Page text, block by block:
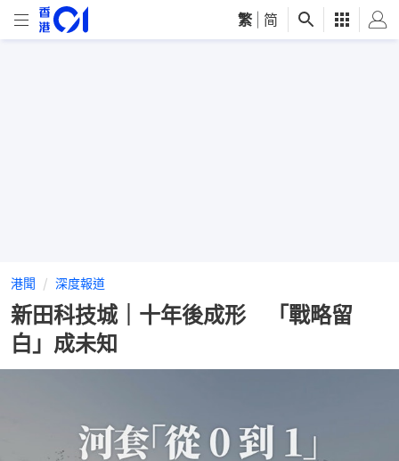
繁 简
港聞 深度報道
新田科技城｜十年後成形 「戰略留
白」成未知